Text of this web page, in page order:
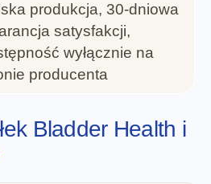
produkcja, 30-dniowa
satysfakcji,
wyłącznie na
producenta
Bladder Health i